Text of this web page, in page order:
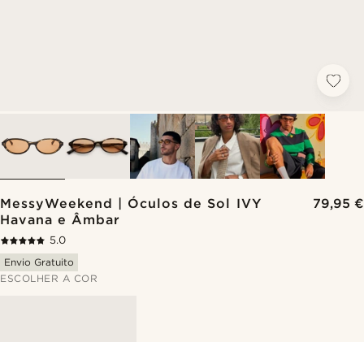
MessyWeekend | Óculos de Sol IVY
Havana e Âmbar
79,95 €
5.0
Envio Gratuito
ESCOLHER A COR